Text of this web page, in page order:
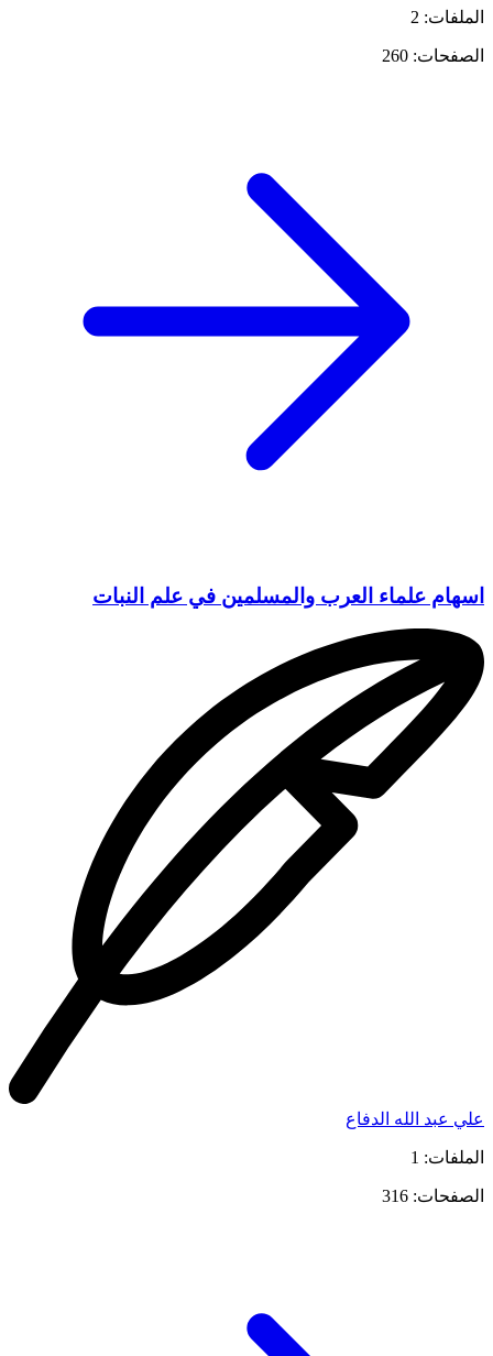
الملفات: 2
الصفحات: 260
اسهام علماء العرب والمسلمين في علم النبات
علي عبد الله الدفاع
الملفات: 1
الصفحات: 316